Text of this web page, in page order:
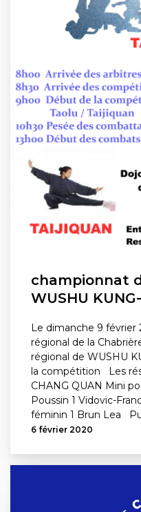
championnat
WUSHU
Le dimanche 9 février
régional de la
régional de WUSHU
la compétition Les
CHANG QUAN Mini
Poussin 1 Vidovic-
féminin 1 Brun Lea
6 février 2020